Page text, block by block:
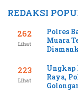
REDAKSI
262
Lihat
Polres
Muara
223
Lihat
Ungkap
Raya,